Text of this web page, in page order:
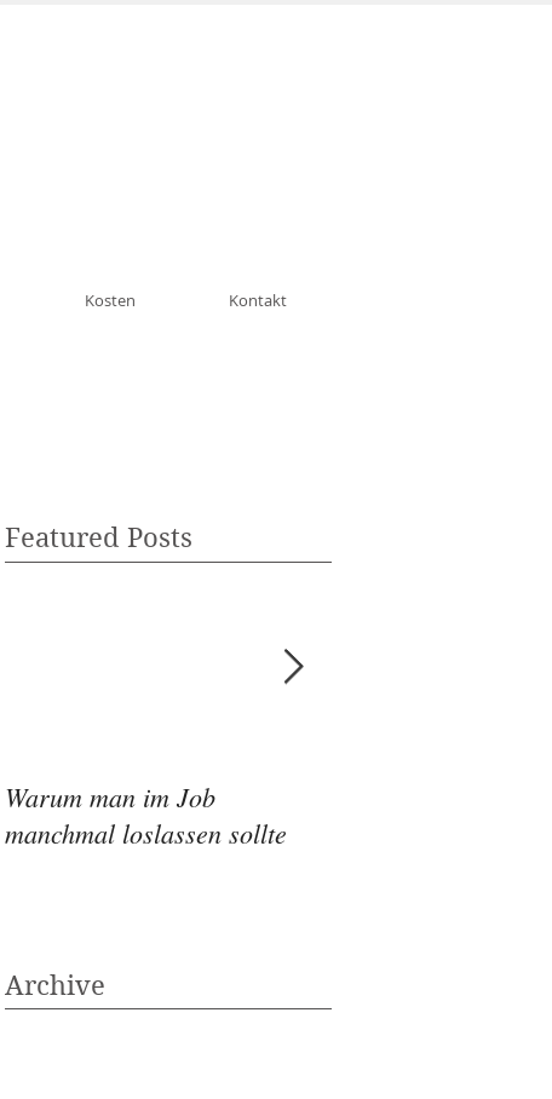
Kosten Kontakt
Featured Posts
Warum man im Job
manchmal loslassen sollte
Archive